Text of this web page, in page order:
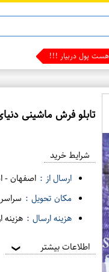
تابلو فرش ماشینی دنیای
شرایط خرید
ارسال از : اصفهان-
مکان تحویل :
هزینه ارسال :
اطلاعات بیشتر ❯